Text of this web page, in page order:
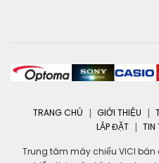
TRANG CHỦ GIỚI THIỆU
LẮP ĐẶT
TIN
Trung tâm máy chiếu VICI